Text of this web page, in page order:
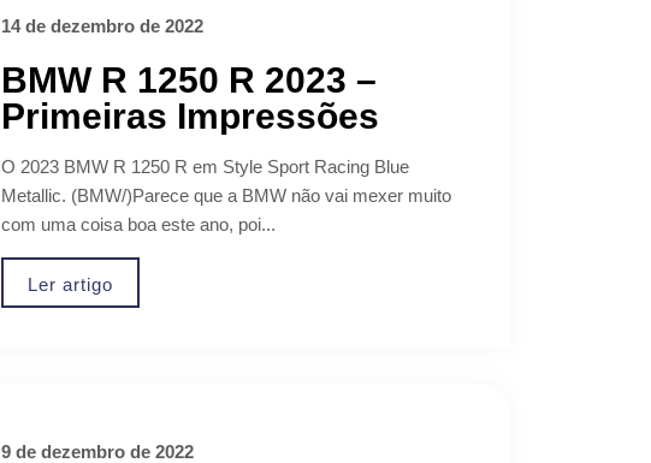
14 de dezembro de 2022
BMW R 1250 R 2023 –
Primeiras Impressões
O 2023 BMW R 1250 R em Style Sport Racing Blue
Metallic. (BMW/)Parece que a BMW não vai mexer muito
com uma coisa boa este ano, poi...
Ler artigo
9 de dezembro de 2022